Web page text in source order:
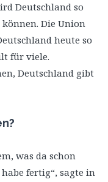
Deutschland so
Die Union
heute so
für viele.
Deutschland gibt
was da schon
fertig“, sagte in